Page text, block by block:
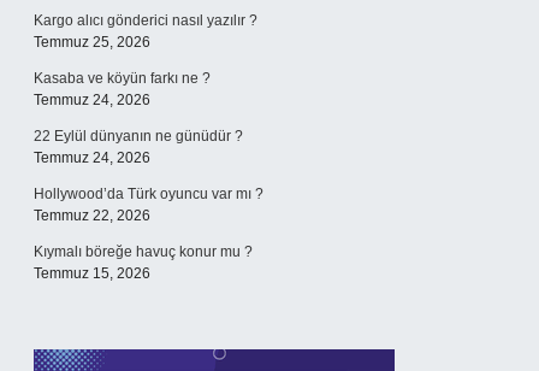
Kargo alıcı gönderici nasıl yazılır ?
Temmuz 25, 2026
Kasaba ve köyün farkı ne ?
Temmuz 24, 2026
22 Eylül dünyanın ne günüdür ?
Temmuz 24, 2026
Hollywood’da Türk oyuncu var mı ?
Temmuz 22, 2026
Kıymalı böreğe havuç konur mu ?
Temmuz 15, 2026